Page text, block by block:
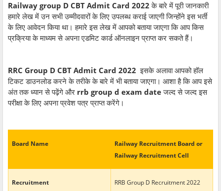
Railway group D CBT Admit Card 2022 के बारे में पूरी जानकारी
हमारे लेख में उन सभी उम्मीदवारों के लिए उपलब्ध कराई जाएगी जिन्होंने इस भर्ती
के लिए आवेदन किया था। हमारे इस लेख में आपको बताया जाएगा कि आप किस
प्रक्रिया के माध्यम से अपना एडमिट कार्ड ऑनलाइन प्राप्त कर सकते हैं।
RRC Group D CBT Admit Card 2022 इसके अलावा आपको हॉल
टिकट डाउनलोड करने के तरीके के बारे में भी बताया जाएगा। आशा है कि आप इसे
अंत तक ध्यान से पढ़ेंगे और rrb group d exam dateजल्द से जल्द इस
परीक्षा के लिए अपना प्रवेश पत्र प्राप्त करेंगे।
Board Name
Railway Recruitment Board or
Railway Recruitment Cell
Recruitment RRB Group D Recruitment 2022